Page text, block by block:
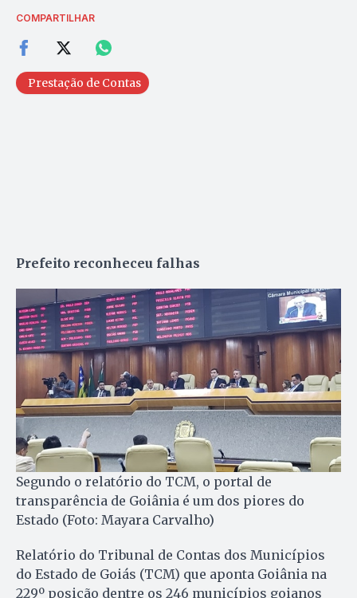
COMPARTILHAR
Prestação de Contas
Prefeito reconheceu falhas
Segundo o relatório do TCM, o portal de
transparência de Goiânia é um dos piores do
Estado (Foto: Mayara Carvalho)
Relatório do Tribunal de Contas dos Municípios
do Estado de Goiás (TCM) que aponta Goiânia na
229º posição dentre os 246 municípios goianos